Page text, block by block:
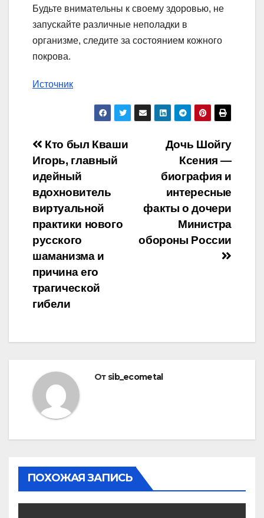
Будьте внимательны к своему здоровью, не
запускайте различные неполадки в
организме, следите за состоянием кожного
покрова.
Источник
Навигация
по
записям
Дочь Шойгу
Ксения —
биография и
интересные
факты о дочери
Министра
обороны России
Кто был Кваши
Игорь, главный
идейный
вдохновитель
виртуальной
практики нового
русского
шаманизма и
причина его
трагической
гибели
От sib_ecometal
ПОХОЖАЯ ЗАПИСЬ